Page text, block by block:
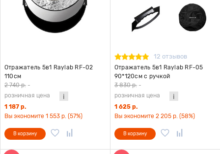
Отражатель 5в1 Raylab RF-02
110см
2 740 р. -
розничная цена
1 187 р.
Вы экономите 1 553 р. (57%)
В корзину
12 отзывов
Отражатель 5в1 Raylab RF-05
90*120см с ручкой
3 830 р. -
розничная цена
1 625 р.
Вы экономите 2 205 р. (58%)
В корзину